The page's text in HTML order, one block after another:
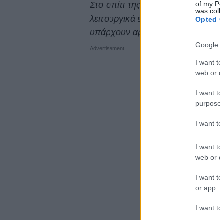
of my
was
Opted
Google
I want
web or
I want
I want
I want
web or
I want
or app.
I want
Στο σπίτι της Ολίβια κυριαρχεί
λειτουργικά έπιπλα, ενώ στους
υπάρχουν αρκετοί πίνακες.